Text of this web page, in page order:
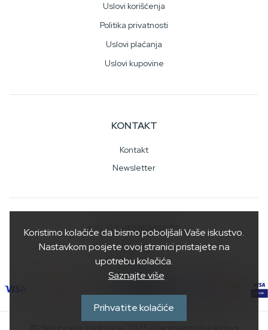
Uslovi korišćenja
Politika privatnosti
Uslovi plaćanja
Uslovi kupovine
KONTAKT
Kontakt
Newsletter
DRUŠTVENE MREŽE
Koristimo kolačiće da bismo poboljšali Vaše iskustvo.
Nastavkom posjete ovoj stranici pristajete na
upotrebu kolačića.
Saznajte više
Prihvatite kolačiće